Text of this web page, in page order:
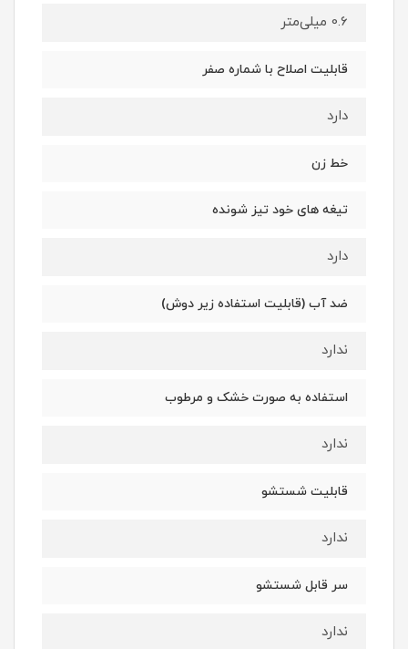
0.6 میلی‌متر
قابلیت اصلاح با شماره صفر
دارد
خط زن
تیغه های خود تیز شونده
دارد
ضد آب (قابلیت استفاده زیر دوش)
ندارد
استفاده به صورت خشک و مرطوب
ندارد
قابلیت شستشو
ندارد
سر قابل شستشو
ندارد